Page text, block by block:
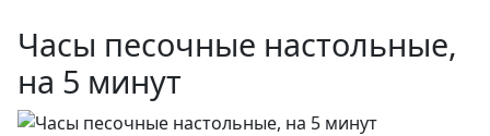
Часы песочные настольные,
на 5 минут